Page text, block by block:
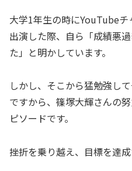
大学1年生の時にYouTube
出演した際、自ら「成績悪
た」と明かしています。
しかし、そこから猛勉強し
ですから、篠塚大輝さんの
ピソードです。
挫折を乗り越え、目標を達